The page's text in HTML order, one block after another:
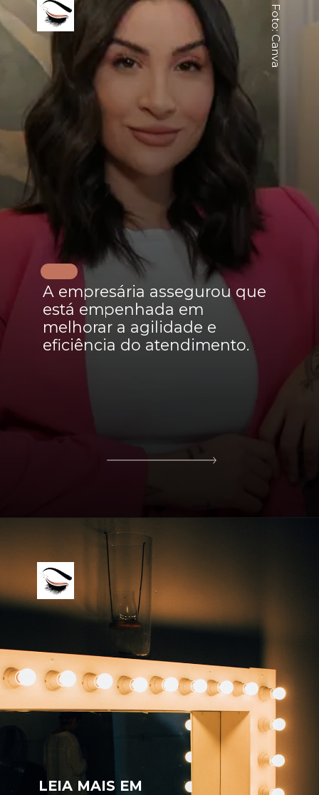
A empresária assegurou que
está empenhada em
melhorar a agilidade e
eficiência do atendimento.
Foto: Canva
LEIA MAIS EM